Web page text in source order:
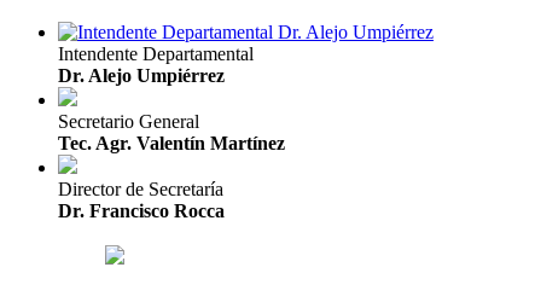
Intendente Departamental
Dr. Alejo Umpiérrez
Secretario General
Tec. Agr. Valentín Martínez
Director de Secretaría
Dr. Francisco Rocca